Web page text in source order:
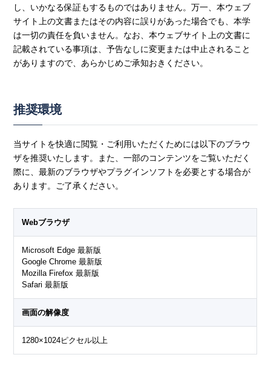
し、いかなる保証もするものではありません。万一、本ウェブ
サイト上の文書またはその内容に誤りがあった場合でも、本学
は一切の責任を負いません。なお、本ウェブサイト上の文書に
記載されている事項は、予告なしに変更または中止されること
がありますので、あらかじめご承知おきください。
推奨環境
当サイトを快適に閲覧・ご利用いただくためには以下のブラウ
ザを推奨いたします。また、一部のコンテンツをご覧いただく
際に、最新のブラウザやプラグインソフトを必要とする場合が
あります。ご了承ください。
Webブラウザ
Microsoft Edge 最新版
Google Chrome 最新版
Mozilla Firefox 最新版
Safari 最新版
画面の解像度
1280×1024ピクセル以上